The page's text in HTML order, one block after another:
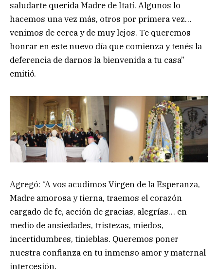
saludarte querida Madre de Itatí. Algunos lo
hacemos una vez más, otros por primera vez…
venimos de cerca y de muy lejos. Te queremos
honrar en este nuevo día que comienza y tenés la
deferencia de darnos la bienvenida a tu casa”
emitió.
Agregó: “A vos acudimos Virgen de la Esperanza,
Madre amorosa y tierna, traemos el corazón
cargado de fe, acción de gracias, alegrías… en
medio de ansiedades, tristezas, miedos,
incertidumbres, tinieblas. Queremos poner
nuestra confianza en tu inmenso amor y maternal
intercesión.